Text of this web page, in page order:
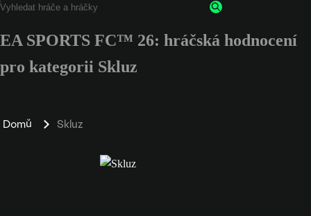
EA SPORTS FC™ 26: hráčská hodnocení
pro kategorii Skluz
Domů Skluz